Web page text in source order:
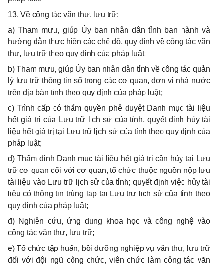
13. Về công tác văn thư, lưu trữ:
a) Tham mưu, giúp Ủy ban nhân dân tỉnh ban hành và
hướng dẫn thực hiện các chế độ, quy định về công tác văn
thư, lưu trữ theo quy định của pháp luật;
b) Tham mưu, giúp Ủy ban nhân dân tỉnh về công tác quản
lý lưu trữ thông tin số trong các cơ quan, đơn vị nhà nước
trên địa bàn tỉnh theo quy định của pháp luật;
c)Trình cấp có thẩm quyền phê duyệt Danh mục tài liệu
hết giá trị của Lưu trữ lịch sử của tỉnh, quyết định hủy tài
liệu hết giá trị tại Lưu trữ lịch sử của tỉnh theo quy định của
pháp luật;
d) Thẩm định Danh mục tài liệu hết giá trị cần hủy tại Lưu
trữ cơ quan đối với cơ quan, tổ chức thuộc nguồn nộp lưu
tài liệu vào Lưu trữ lịch sử của tỉnh; quyết định việc hủy tài
liệu có thông tin trùng lặp tại Lưu trữ lịch sử của tỉnh theo
quy định của pháp luật;
đ) Nghiên cứu, ứng dụng khoa học và công nghệ vào
công tác văn thư, lưu trữ;
e)Tổ chức tập huấn, bồi dưỡng nghiệp vụ văn thư, lưu trữ
đối với đội ngũ công chức, viên chức làm công tác văn